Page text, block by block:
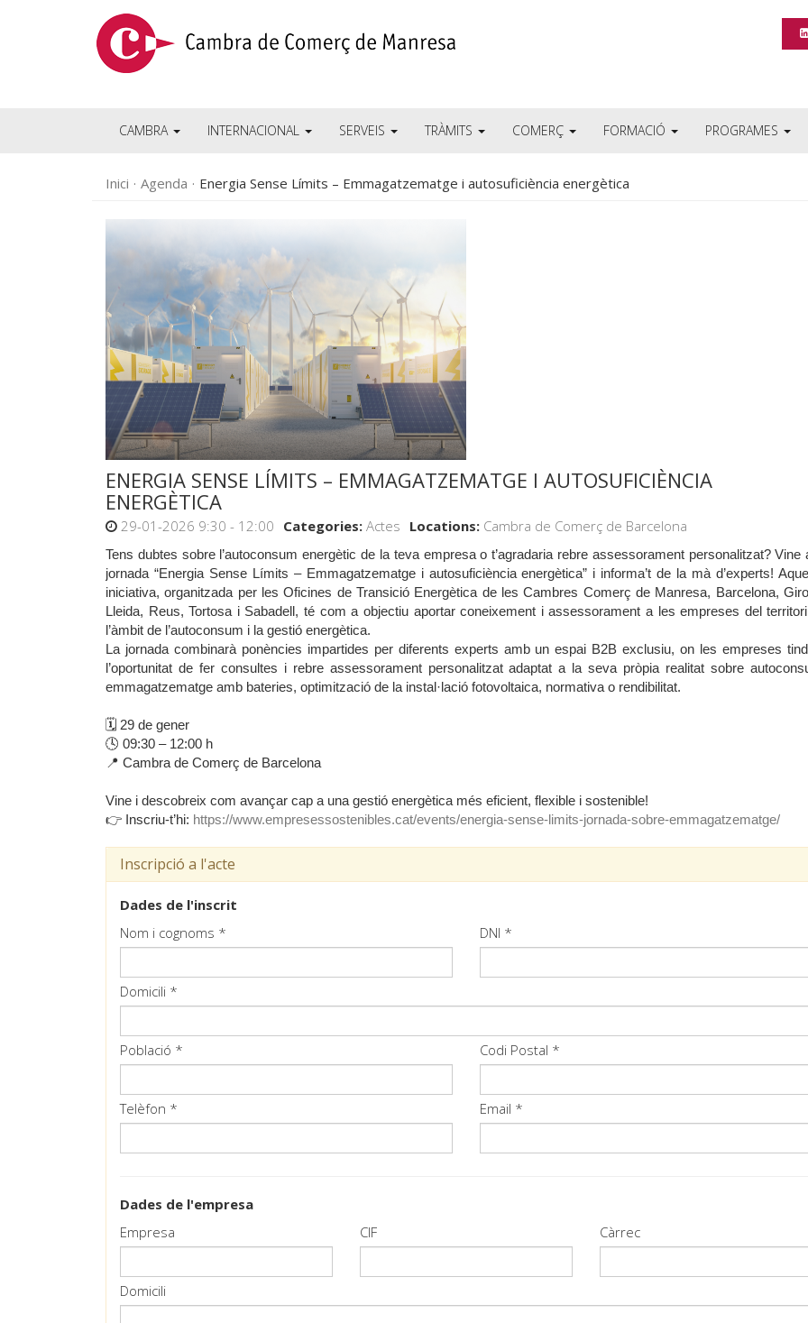
CAMBRA INTERNACIONAL SERVEIS TRÀMITS COMERÇ FORMACIÓ PROGRAMES
Inici Agenda Energia Sense Límits – Emmagatzematge i autosuficiència energètica
ENERGIA SENSE LÍMITS – EMMAGATZEMATGE I AUTOSUFICIÈNCIA
ENERGÈTICA
29-01-2026 9:30 - 12:00 Categories: Actes Locations: Cambra de Comerç de Barcelona
Tens dubtes sobre l’autoconsum energètic de la teva empresa o t’agradaria rebre assessorament personalitzat? Vine
jornada “Energia Sense Límits – Emmagatzematge i autosuficiència energètica” i informa’t de la mà d’experts!
iniciativa, organitzada per les Oficines de Transició Energètica de les Cambres Comerç de Manresa, Barcelona,
Lleida, Reus, Tortosa i Sabadell, té com a objectiu aportar coneixement i assessorament a les empreses del
l’àmbit de l’autoconsum i la gestió energètica.
La jornada combinarà ponències impartides per diferents experts amb un espai B2B exclusiu, on les empreses
l’oportunitat de fer consultes i rebre assessorament personalitzat adaptat a la seva pròpia realitat sobre
emmagatzematge amb bateries, optimització de la instal·lació fotovoltaica, normativa o rendibilitat.
🗓️ 29 de gener
🕓 09:30 – 12:00 h
📍 Cambra de Comerç de Barcelona
Vine i descobreix com avançar cap a una gestió energètica més eficient, flexible i sostenible!
👉 Inscriu-t’hi: https://www.empresessostenibles.cat/events/energia-sense-limits-jornada-sobre-emmagatzematge/
Inscripció a l'acte
Dades de l'inscrit
Nom i cognoms *
DNI *
Domicili *
Població * Codi Postal *
Telèfon * Email *
Dades de l'empresa
Empresa
CIF Càrrec
Domicili